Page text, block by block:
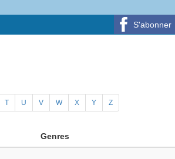
S'abonner
T U V W X Y Z
Genres